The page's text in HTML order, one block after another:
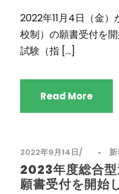
2022年11月4日（金
校制）の願書受付を
試験（指 […]
Read More
2022年9月14日 •
2023年度総合
願書受付を開始